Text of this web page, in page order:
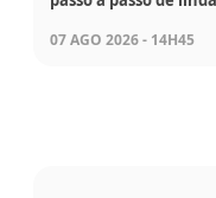
07 AGO 2026 - 14H45